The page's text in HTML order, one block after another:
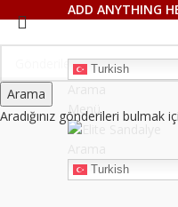
ADD ANYTHING
Turkish
Menü
Turkish
Arama
Aradığınız gönderileri bulmak